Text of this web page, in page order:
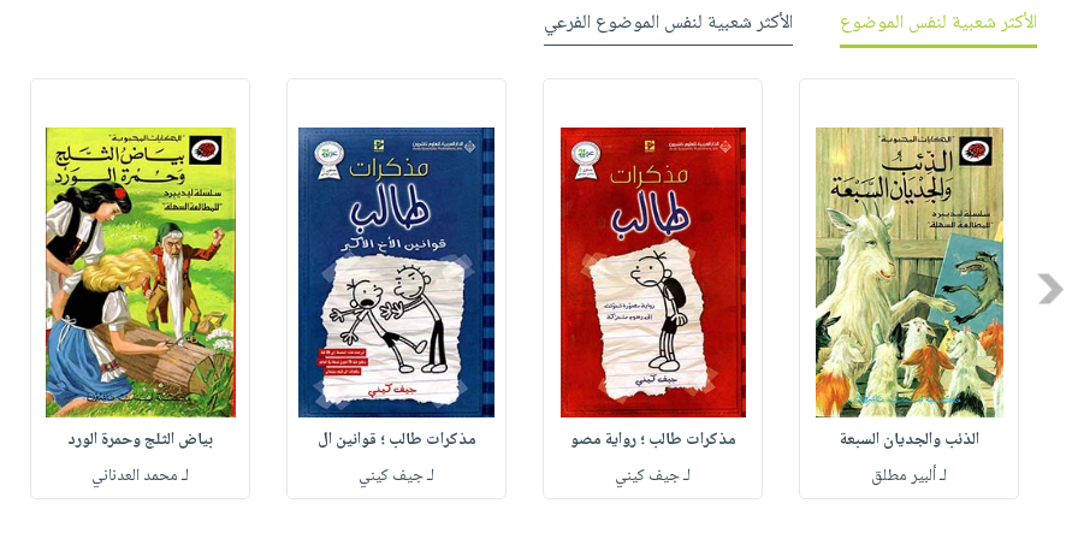
صابون
أطفال
مناسبات
فيديوهات
أسئلة
يتكرر
طرحها
خدمات
وفرات
انشر
كتابك
تواصل
عربة
الإصدارات
الأكثر شعبية لنفس الموضوع
الأكثر شعبية لنفس الموضوع الفرعي
Previous
الذئب والجديان السبعة
لـ ألبير مطلق
مذكرات طالب ؛ رواية مصو
لـ جيف كيني
مذكرات طالب ؛ قوانين ال
لـ جيف كيني
بياض الثلج وحمرة الورد
لـ محمد العدناني